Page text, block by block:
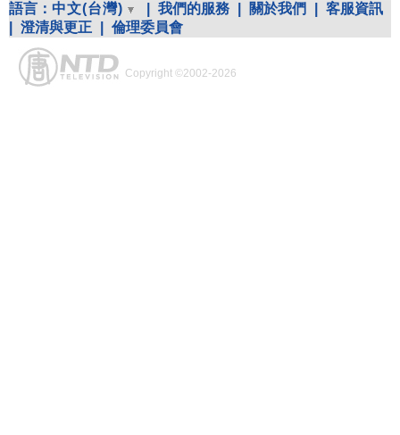
語言： 中文(台灣) 我們的服務 關於我們
客服資訊
澄清與更正 倫理委員會
Copyright ©2002-2026